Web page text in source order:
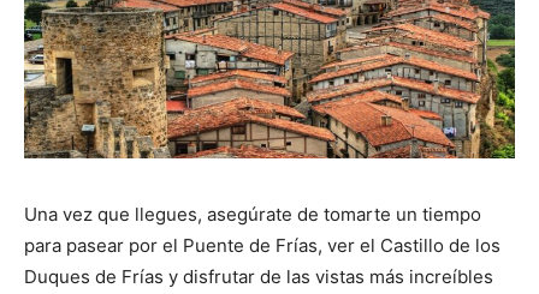
Una vez que llegues, asegúrate de tomarte un tiempo
para pasear por el Puente de Frías, ver el Castillo de los
Duques de Frías y disfrutar de las vistas más increíbles